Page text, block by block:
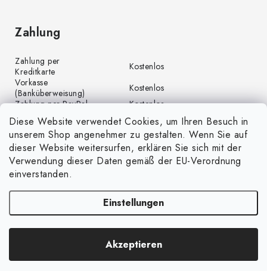
Diese Website verwendet Cookies, um Ihren Besuch in
unserem Shop angenehmer zu gestalten. Wenn Sie auf
dieser Website weitersurfen, erklären Sie sich mit der
Verwendung dieser Daten gemäß der EU-Verordnung
einverstanden.
Einstellungen
Akzeptieren
Zahlung
Zahlung per
Kreditkarte
Kostenlos
Vorkasse
(Banküberweisung)
Kostenlos
Zahlung per PayPal
Kostenlos
Copyright 2026GrünGarten.at. Alle Rechte vorbehalten.Cookie-Einstellungen
ändern